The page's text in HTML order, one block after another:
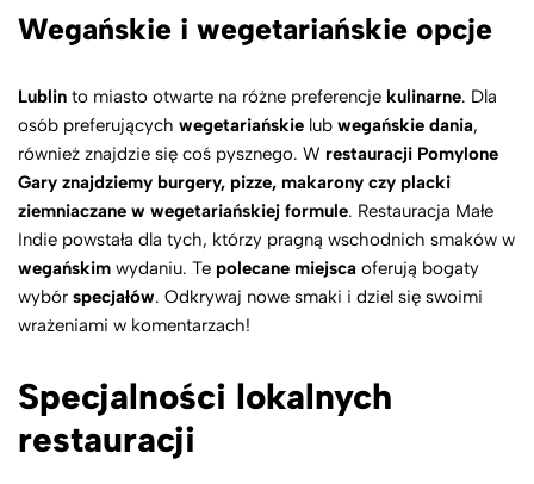
Wegańskie i wegetariańskie opcje
Lublin to miasto otwarte na różne preferencje kulinarne. Dla
osób preferujących wegetariańskie lub wegańskie dania,
również znajdzie się coś pysznego. W restauracji Pomylone
Gary znajdziemy burgery, pizze, makarony czy placki
ziemniaczane w wegetariańskiej formule. Restauracja Małe
Indie powstała dla tych, którzy pragną wschodnich smaków w
wegańskim wydaniu. Te polecane miejsca oferują bogaty
wybór specjałów. Odkrywaj nowe smaki i dziel się swoimi
wrażeniami w komentarzach!
Specjalności lokalnych
restauracji